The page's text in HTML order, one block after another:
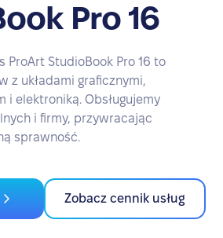
Pro 16
ProArt StudioBook Pro 16 to
z układami graficznymi,
i elektroniką. Obsługujemy
i firmy, przywracając
sprawność.
Zobacz cennik usług